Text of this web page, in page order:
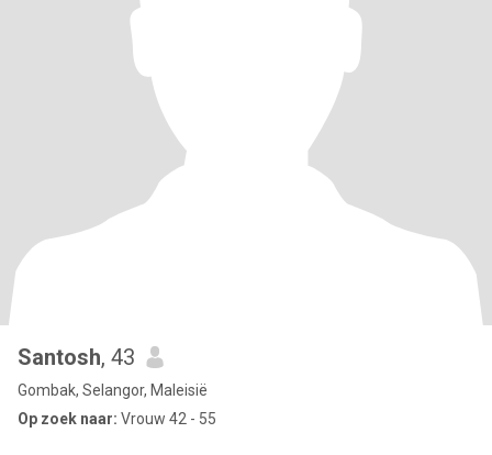
Santosh, 43
Gombak, Selangor, Maleisië
Op zoek naar: Vrouw 42 - 55